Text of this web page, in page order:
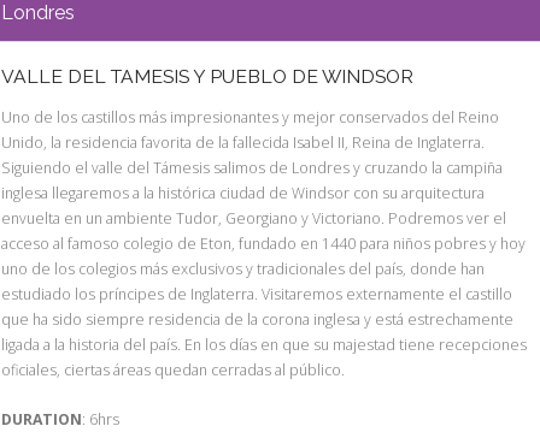
Londres
VALLE DEL TAMESIS Y PUEBLO DE WINDSOR
Uno de los castillos más impresionantes y mejor conservados del Reino
Unido, la residencia favorita de la fallecida Isabel II, Reina de Inglaterra.
Siguiendo el valle del Támesis salimos de Londres y cruzando la campiña
inglesa llegaremos a la histórica ciudad de Windsor con su arquitectura
envuelta en un ambiente Tudor, Georgiano y Victoriano. Podremos ver el
acceso al famoso colegio de Eton, fundado en 1440 para niños pobres y hoy
uno de los colegios más exclusivos y tradicionales del país, donde han
estudiado los príncipes de Inglaterra. Visitaremos externamente el castillo
que ha sido siempre residencia de la corona inglesa y está estrechamente
ligada a la historia del país. En los días en que su majestad tiene recepciones
oficiales, ciertas áreas quedan cerradas al público.
DURATION: 6hrs